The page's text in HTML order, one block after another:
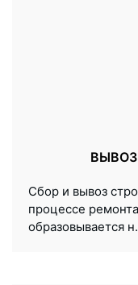
Сбор и вывоз
процессе
образовывается